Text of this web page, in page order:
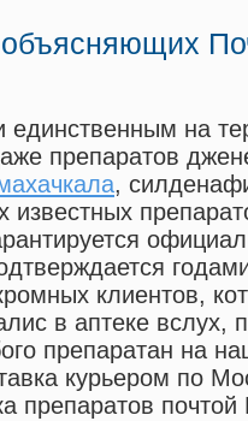
на
препаратов
,
известных
клиентов,
в аптеке вслух,
препаратан на
курьером по
препаратов